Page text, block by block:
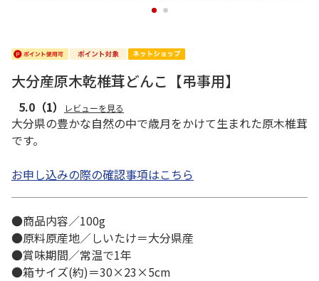
1 2
大分産原木乾椎茸どんこ【弔事用】
5.0 （1） レビューを見る
大分県の豊かな自然の中で歳月をかけて生まれた原木椎茸
です。
お申し込みの際の確認事項はこちら
●商品内容／100g
●原料原産地／しいたけ＝大分県産
●賞味期間／常温で1年
●箱サイズ(約)＝30×23×5cm